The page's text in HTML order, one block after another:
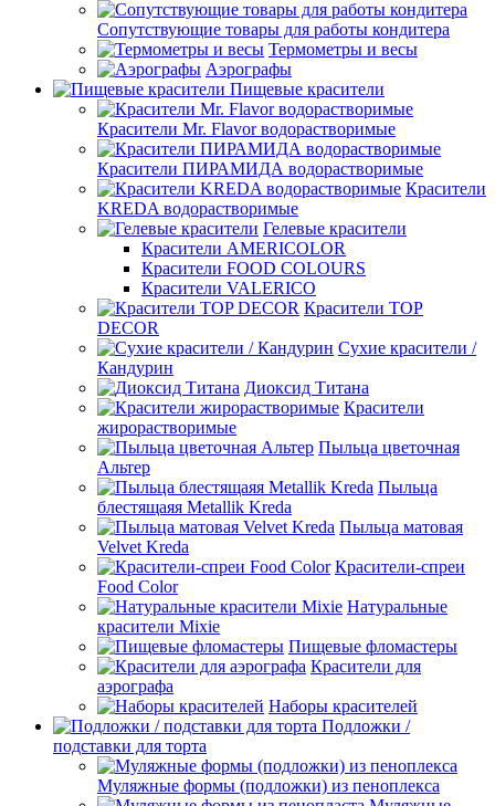
Сопутствующие товары для работы кондитера
Термометры и весы
Аэрографы
Пищевые красители
Красители Mr. Flavor водорастворимые
Красители ПИРАМИДА водорастворимые
Красители
KREDA водорастворимые
Гелевые красители
Красители AMERICOLOR
Красители FOOD COLOURS
Красители VALERICO
Красители TOP
DECOR
Сухие красители /
Кандурин
Диоксид Титана
Красители
жирорастворимые
Пыльца цветочная
Альтер
Пыльца
блестящаяя Metallik Kreda
Пыльца матовая
Velvet Kreda
Красители-спреи
Food Color
Натуральные
красители Mixie
Пищевые фломастеры
Красители для
аэрографа
Наборы красителей
Подложки /
подставки для торта
Муляжные формы (подложки) из пеноплекса